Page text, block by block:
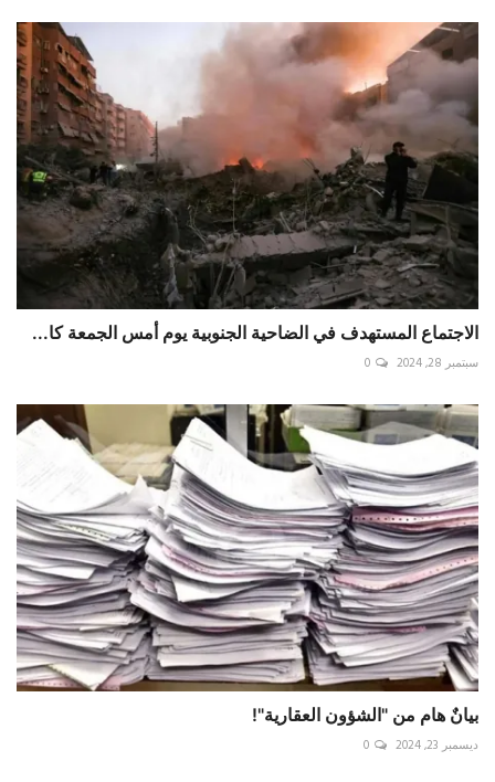
الاجتماع المستهدف في الضاحية الجنوبية يوم أمس الجمعة كا...
سبتمبر 28, 2024 0
بيانٌ هام من "الشؤون العقارية"!
ديسمبر 23, 2024 0